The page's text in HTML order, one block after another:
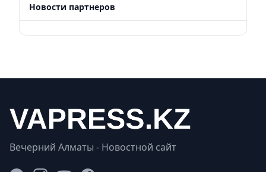
Новости партнеров
Вечерний Алматы - Новостной сайт